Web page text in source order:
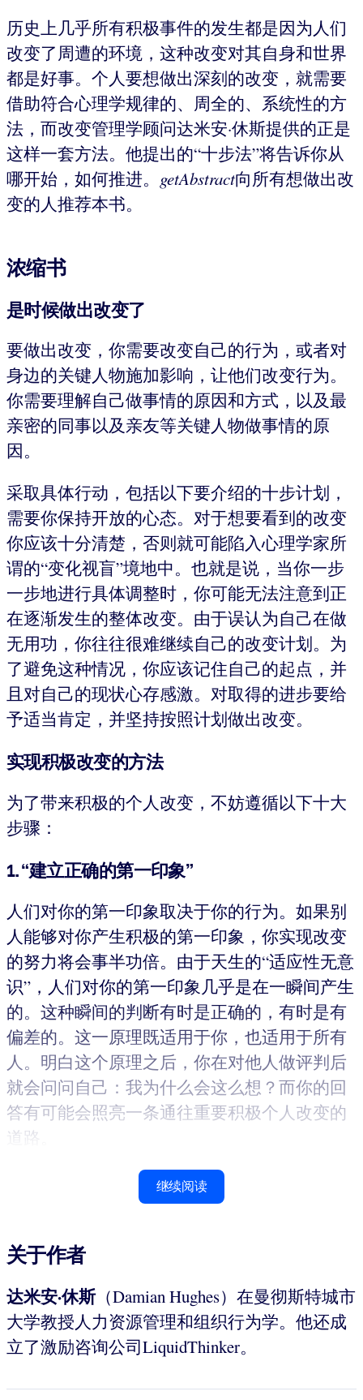
历史上几乎所有积极事件的发生都是因为人们
改变了周遭的环境，这种改变对其自身和世界
都是好事。个人要想做出深刻的改变，就需要
借助符合心理学规律的、周全的、系统性的方
法，而改变管理学顾问达米安·休斯提供的正是
这样一套方法。他提出的“十步法”将告诉你从
哪开始，如何推进。 getAbstract向所有想做出改
变的人推荐本书。
浓缩书
是时候做出改变了
要做出改变，你需要改变自己的行为，或者对
身边的关键人物施加影响，让他们改变行为。
你需要理解自己做事情的原因和方式，以及最
亲密的同事以及亲友等关键人物做事情的原
因。
采取具体行动，包括以下要介绍的十步计划，
需要你保持开放的心态。对于想要看到的改变
你应该十分清楚，否则就可能陷入心理学家所
谓的“变化视盲”境地中。也就是说，当你一步
一步地进行具体调整时，你可能无法注意到正
在逐渐发生的整体改变。由于误认为自己在做
无用功，你往往很难继续自己的改变计划。为
了避免这种情况，你应该记住自己的起点，并
且对自己的现状心存感激。对取得的进步要给
予适当肯定，并坚持按照计划做出改变。
实现积极改变的方法
为了带来积极的个人改变，不妨遵循以下十大
步骤：
1. “建立正确的第一印象”
人们对你的第一印象取决于你的行为。如果别
人能够对你产生积极的第一印象，你实现改变
的努力将会事半功倍。由于天生的“适应性无意
识”，人们对你的第一印象几乎是在一瞬间产生
的。这种瞬间的判断有时是正确的，有时是有
偏差的。这一原理既适用于你，也适用于所有
人。明白这个原理之后，你在对他人做评判后
就会问问自己：我为什么会这么想？而你的回
答有可能会照亮一条通往重要积极个人改变的
道路。
继续阅读
关于作者
达米安·休斯（Damian Hughes）在曼彻斯特城市
大学教授人力资源管理和组织行为学。他还成
立了激励咨询公司LiquidThinker。